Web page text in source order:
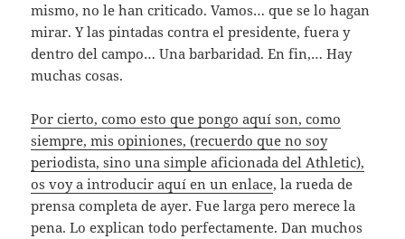
mismo, no le han criticado. Vamos… que se lo hagan
mirar. Y las pintadas contra el presidente, fuera y
dentro del campo… Una barbaridad. En fin,… Hay
muchas cosas.
Por cierto, como esto que pongo aquí son, como
siempre, mis opiniones, (recuerdo que no soy
periodista, sino una simple aficionada del Athletic),
os voy a introducir aquí en un enlace, la rueda de
prensa completa de ayer. Fue larga pero merece la
pena. Lo explican todo perfectamente. Dan muchos